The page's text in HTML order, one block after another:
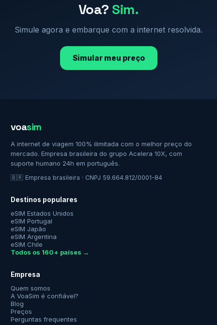
Voa? Sim.
Simule agora e embarque com a internet resolvida.
Simular meu preço
voasim
A internet de viagem 100% ilimitada com o melhor preço do
mercado. Empresa brasileira do grupo Acelera 10X, com
suporte humano 24h em português.
🇧🇷 Empresa brasileira · CNPJ 59.664.812/0001-84
Destinos populares
eSIM Estados Unidos
eSIM Portugal
eSIM Japão
eSIM Argentina
eSIM Chile
Todos os 160+ países →
Empresa
Quem somos
A VoaSim é confiável?
Blog
Preços
Perguntas frequentes